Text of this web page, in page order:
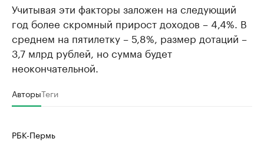
Учитывая эти факторы заложен на следующий
год более скромный прирост доходов – 4,4%. В
среднем на пятилетку – 5,8%, размер дотаций –
3,7 млрд рублей, но сумма будет
неокончательной.
АвторыТеги
РБК-Пермь